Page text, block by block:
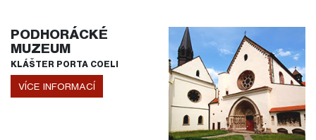
PODHORÁCKÉ
MUZEUM
KLÁŠTER PORTA COELI
VÍCE INFORMACÍ